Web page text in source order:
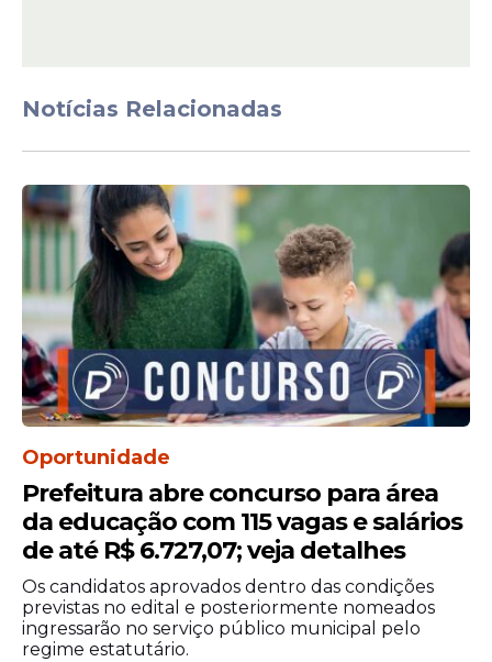
Notícias Relacionadas
Oportunidade
Prefeitura abre concurso para área
da educação com 115 vagas e salários
de até R$ 6.727,07; veja detalhes
Os candidatos aprovados dentro das condições
previstas no edital e posteriormente nomeados
ingressarão no serviço público municipal pelo
regime estatutário.